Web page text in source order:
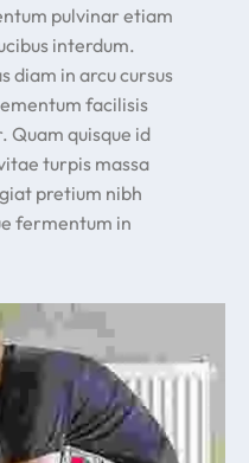
pulvinar etiam
interdum.
diam in arcu cursus
facilisis
Quam quisque id
turpis massa
pretium nibh
fermentum in